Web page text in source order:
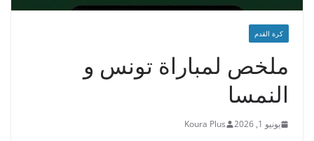
كرة القدم
ملخص لمباراة تونس و
النمسا
يونيو 1, 2026 Koura Plus